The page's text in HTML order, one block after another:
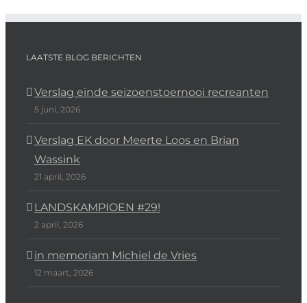
LAATSTE BLOG BERICHTEN
Verslag einde seizoenstoernooi recreanten
5 juni, 2026
Verslag EK door Meerte Loos en Brian
Wassink
21 april, 2026
LANDSKAMPIOEN #29!
2 april, 2026
in memoriam Michiel de Vries
12 maart, 2026